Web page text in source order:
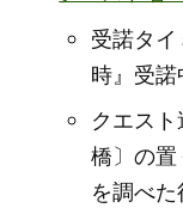
受諾タ
時』受諾
クエス
橋〕の
を調べた